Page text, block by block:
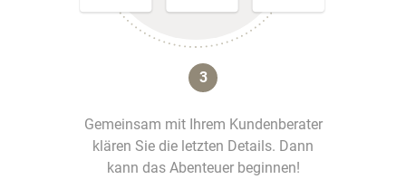
3
Gemeinsam mit Ihrem Kundenberater
klären Sie die letzten Details. Dann
kann das Abenteuer beginnen!